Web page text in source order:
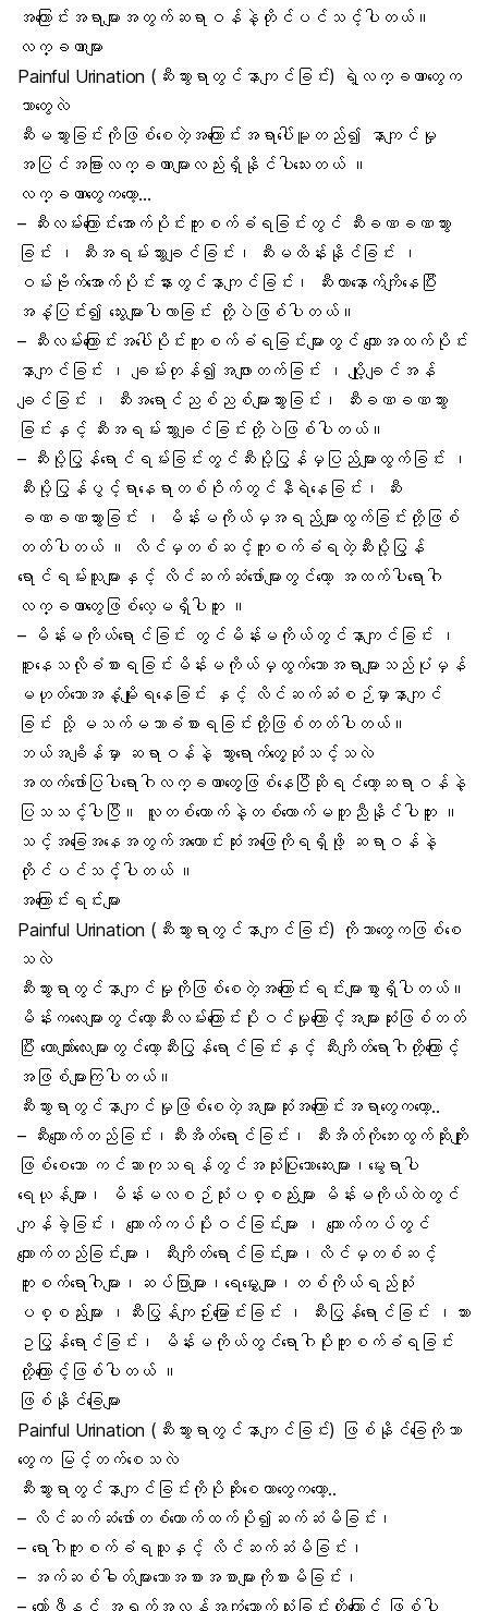
အကြောင်းအရာများအတွက်ဆရာဝန်နဲ့တိုင်ပင်သင့်ပါတယ်။
လက္ခဏာများ
Painful Urination (ဆီးသွားရာတွင်နာကျင်ခြင်း) ရဲ့လက္ခဏာတွေက
ဘာတွေလဲ
ဆီးမသွားခြင်းကိုဖြစ်စေတဲ့အကြောင်းအရာပေါ်မူတည်၍ နာကျင်မှု
အပြင်အခြားလက္ခဏာများလည်းရှိနိုင်ပါသေးတယ် ။
လက္ခဏာတွေကတော့…
– ဆီးလမ်းကြောင်းအောက်ပိုင်းကူးစက်ခံရခြင်းတွင် ဆီးခဏခဏသွား
ခြင်း ၊ ဆီးအရမ်းသွားချင်ခြင်း၊ ဆီးမထိန်းနိုင်ခြင်း ၊
ဝမ်းဗိုက်အောက်ပိုင်းနားတွင်နာကျင်ခြင်း၊ ဆီးဟာနောက်ကျိနေပြီး
အနံ့ပြင်း၍ သွေးများပါလာခြင်း တို့ပဲဖြစ်ပါတယ်။
– ဆီးလမ်းကြောင်းအပေါ်ပိုင်းကူးစက်ခံရခြင်းများတွင် ကျောအထက်ပိုင်း
နာကျင်ခြင်း ၊ ချမ်းတုန်၍အဖျားတက်ခြင်း ၊ ပျို့ချင်အန်
ချင်ခြင်း ၊ ဆီးအရောင်ညစ်ညစ်များသွားခြင်း၊ ဆီးခဏခဏသွား
ခြင်းနှင့် ဆီးအရမ်းသွားချင်ခြင်းတို့ပဲဖြစ်ပါတယ်။
– ဆီးပို့ပြွန်ရောင်ရမ်းခြင်းတွင်ဆီးပို့ပြွန်မှပြည်များထွက်ခြင်း ၊
ဆီးပို့ပြွန်ပွင့်ရာနေရာတစ်ဝိုက်တွင်နီရဲနေခြင်း၊ ဆီး
ခဏခဏသွားခြင်း ၊ မိန်းမကိုယ်မှအရည်များထွက်ခြင်းတို့ဖြစ်
တတ်ပါတယ် ။ လိင်မှတစ်ဆင့်ကူးစက်ခံရတဲ့ဆီးပို့ပြွန်
ရောင်ရမ်းသူများနှင့် လိင်ဆက်ဆံဖော်များတွင်တော့ အထက်ပါရောဂါ
လက္ခဏာတွေဖြစ်လေ့မရှိပါဘူး ။
– မိန်းမကိုယ်ရောင်ခြင်း တွင်မိန်းမကိုယ်တွင်နာကျင်ခြင်း ၊
စူးနေသလိုခံစားရခြင်းမိန်းမကိုယ်မှထွက်သောအရာများသည်ပုံမှန်
မဟုတ်သောအနံ့မျိုးရနေခြင်း နှင့် လိင်ဆက်ဆံစဉ်မှာနာကျင်
ခြင်း သို့ မသက်မသာခံစားရခြင်းတို့ဖြစ်တတ်ပါတယ်။
ဘယ်အချိန်မှာ ဆရာဝန်နဲ့ သွားရောက်တွေ့ဆုံသင့်သလဲ
အထက်ဖော်ပြပါရောဂါလက္ခဏာတွေဖြစ်နေပြီဆိုရင်တော့ဆရာဝန်နဲ့
ပြသသင့်ပါပြီ။ လူတစ်ယောက်နဲ့တစ်ယောက်မတူညီနိုင်ပါဘူး ။
သင့်အခြေအနေအတွက်အကောင်းဆုံးအဖြေကိုရရှိဖို့ ဆရာဝန်နဲ့
တိုင်ပင်သင့်ပါတယ် ။
အကြောင်းရင်းများ
Painful Urination (ဆီးသွားရာတွင်နာကျင်ခြင်း) ကိုဘာတွေကဖြစ်စေ
သလဲ
ဆီးသွားရာတွင်နာကျင်မှုကိုဖြစ်စေတဲ့အကြောင်းရင်းများစွာရှိပါတယ်။
မိန်းကလေးများတွင်တော့ဆီးလမ်းကြောင်းပိုးဝင်မှုကြောင့်အများဆုံးဖြစ်တတ်
ပြီး ယောက်ျားလေးများတွင်တော့ဆီးပြွန်ရောင်ခြင်းနှင့် ဆီးကျိတ်ရောဂါတို့ကြောင့်
အဖြစ်များကြပါတယ်။
ဆီးသွားရာတွင်နာကျင်မှုဖြစ်စေတဲ့အများဆုံးအကြောင်းအရာတွေကတော့..
– ဆီးကျောက်တည်ခြင်း၊ဆီးအိတ်ရောင်ခြင်း၊ ဆီးအိတ်ကိုဘေးထွက်ဆိုးကျိုး
ဖြစ်စေသော ကင်ဆာကုသရန်တွင်အသုံးပြုသောဆေးများ၊မွေးရာပါ
ရေယုန်များ၊ မိန်းမလစဉ်သုံးပစ္စည်းများ မိန်းမကိုယ်ထဲတွင်
ကျန်ခဲ့ခြင်း၊ ကျောက်ကပ်ပိုးဝင်ခြင်းများ ၊ ကျောက်ကပ်တွင်
ကျောက်တည်ခြင်းများ၊ ဆီးကျိတ်ရောင်ခြင်းများ၊လိင်မှတစ်ဆင့်
ကူးစက်ရောဂါများ၊ဆပ်ပြာများ၊ရေမွှေးများ၊တစ်ကိုယ်ရည်သုံး
ပစ္စည်းများ ၊ဆီးပြွန်ကျဉ်းမြောင်းခြင်း ၊ ဆီးပြွန်ရောင်ခြင်း ၊သား
ဥပြွန်ရောင်ခြင်း၊ မိန်းမကိုယ်တွင်ရောဂါပိုးကူးစက်ခံရခြင်း
တို့ကြောင့်ဖြစ်ပါတယ် ။
ဖြစ်နိုင်ခြေများ
Painful Urination (ဆီးသွားရာတွင်နာကျင်ခြင်း) ဖြစ်နိုင်ခြေကိုဘာ
တွေက မြင့်တက်စေသလဲ
ဆီးသွားရာတွင်နာကျင်ခြင်းကိုပိုဆိုးစေတာတွေကတော့..
– လိင်ဆက်ဆံဖော်တစ်ယောက်ထက်ပို၍ဆက်ဆံမိခြင်း၊
– ရောဂါကူးစက်ခံရသူနှင့် လိင်ဆက်ဆံမိခြင်း၊
– အက်ဆစ်ဓါတ်များသောအစားအစာများကိုစားမိခြင်း၊
– ကော်ဖီနှင့် အရက်အလွန်အကျွံသောက်သုံးခြင်းတို့ကြောင့် ဖြစ်ပါ